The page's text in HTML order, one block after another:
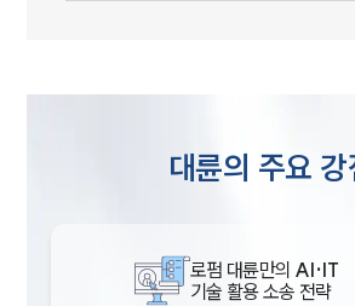
대륜의 주요 강
로펌 대륜만의 AI·IT
기술 활용 소송 전략